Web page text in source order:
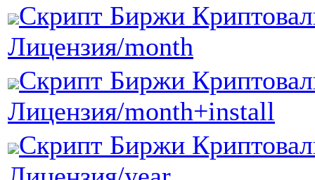
Скрипт Биржи
Лицензия/month
Скрипт Биржи
Лицензия/month+install
Скрипт Биржи